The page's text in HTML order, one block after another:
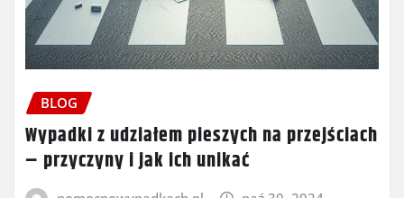
BLOG
Wypadki z udziałem pieszych na przejściach
– przyczyny i jak ich unikać